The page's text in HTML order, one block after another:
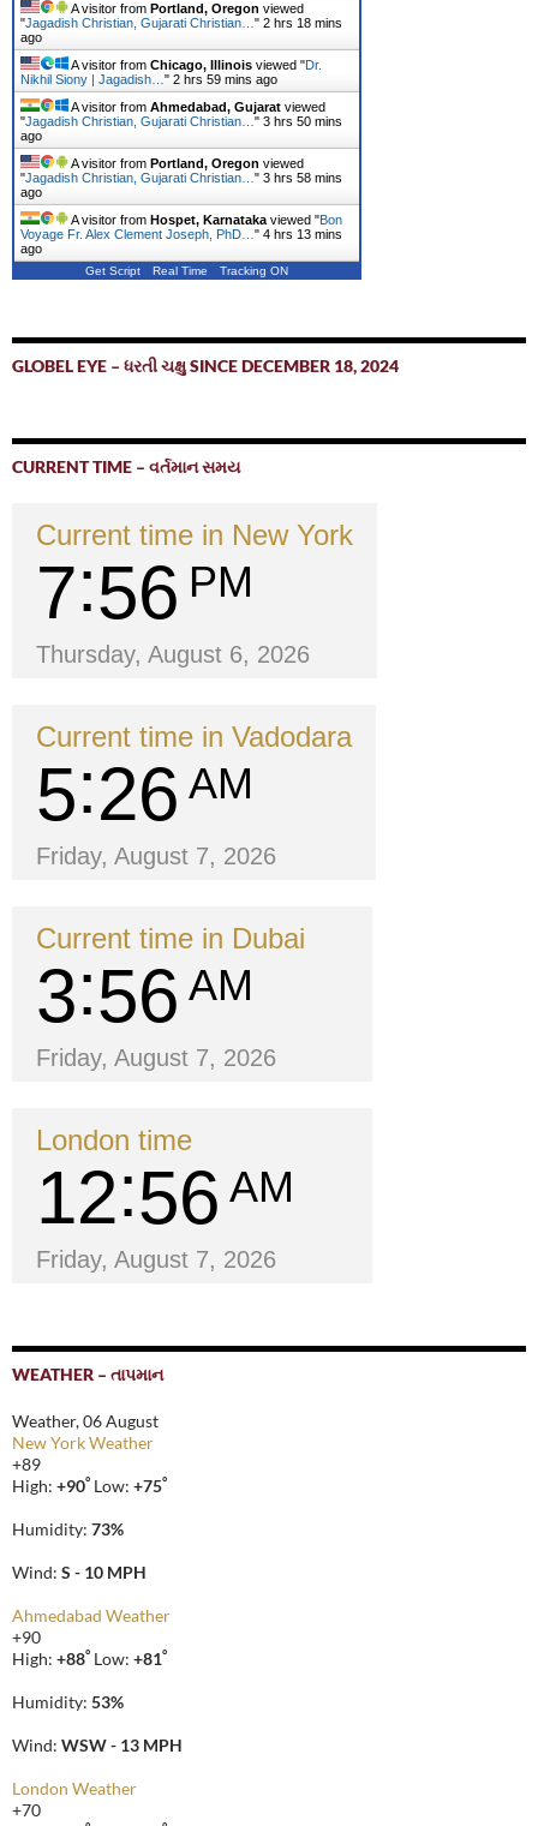
A visitor from Portland, Oregon viewed
"Jagadish Christian, Gujarati Christian…" 2 hrs 18 mins
ago
A visitor from Chicago, Illinois viewed "Dr.
Nikhil Siony | Jagadish…" 2 hrs 59 mins ago
A visitor from Ahmedabad, Gujarat viewed
"Jagadish Christian, Gujarati Christian…" 3 hrs 50 mins
ago
A visitor from Portland, Oregon viewed
"Jagadish Christian, Gujarati Christian…" 3 hrs 58 mins
ago
A visitor from Hospet, Karnatakaviewed "Bon
Voyage Fr. Alex Clement Joseph, PhD…" 4 hrs 14 mins
ago
Get Script Real Time Tracking ON
GLOBEL EYE – ધરતી ચક્ષુ SINCE DECEMBER 18, 2024
CURRENT TIME – વર્તમાન સમય
Current time in New York
7 56 PM
Thursday, August 6, 2026
Current time in Vadodara
5 26 AM
Friday, August 7, 2026
Current time in Dubai
3 56 AM
Friday, August 7, 2026
London time
12 56 AM
Friday, August 7, 2026
WEATHER – તાપમાન
Weather, 06 August
New York Weather
+89
High: +90° Low: +75°
Humidity: 73%
Wind: S - 10 MPH
Ahmedabad Weather
+90
High: +88° Low: +81°
Humidity: 53%
Wind: WSW - 13 MPH
London Weather
+70